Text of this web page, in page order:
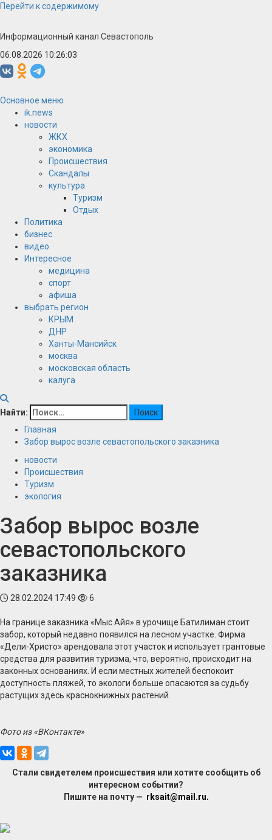
Перейти к содержимому
Информационный канал Севастополь
06.08.2026 10:26:03
Основное меню
ik.news
новости
ЖКХ
экономика
Происшествия
Скандалы
культура
Туризм
Отдых
Политика
бизнес
видео
Интересное
медицина
спорт
афиша
выбрать регион
КРЫМ
ДНР
Ханты-Мансийск
москва
московская область
калуга
Найти:
Главная
Забор вырос возле севастопольского заказника
новости
Происшествия
Туризм
экология
Забор вырос возле
севастопольского
заказника
28.02.2024 17:49 6
На границе заказника «Мыс Айя» в урочище Батилиман стоит
забор, который недавно появился на лесном участке. Фирма
«Дели-Христо» арендовала этот участок и использует грантовые
средства для развития туризма, что, вероятно, происходит на
законных основаниях. И если местных жителей беспокоит
доступность пляжей, то экологи больше опасаются за судьбу
растущих здесь краснокнижных растений.
Фото из «ВКонтакте»
Стали свидетелем происшествия или хотите сообщить об
интересном событии?
Пишите на почту — rksait@mail.ru.